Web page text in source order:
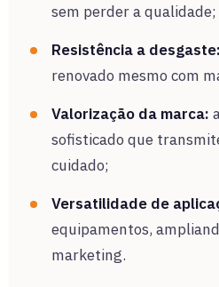
sem perder a qualidade;
Resistência a desgaste:
renovado mesmo com
Valorização da marca:
sofisticado que
cuidado;
Versatilidade de
equipamentos,
marketing.